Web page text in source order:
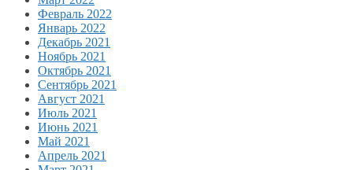
Февраль 2022
Январь 2022
Декабрь 2021
Ноябрь 2021
Октябрь 2021
Сентябрь 2021
Август 2021
Июль 2021
Июнь 2021
Май 2021
Апрель 2021